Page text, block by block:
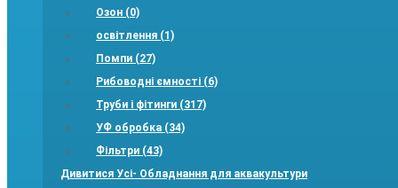
Озон (0)
освітлення (1)
Помпи (27)
Рибоводні ємності (6)
Труби і фітинги (317)
УФ обробка (34)
Фільтри (43)
Дивитися Усі- Обладнання для аквакультури